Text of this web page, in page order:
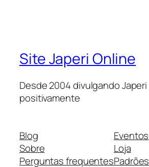
Site Japeri Online
Desde 2004 divulgando Japeri
positivamente
Blog
Sobre
Perguntas frequentes
Eventos
Loja
Padrões